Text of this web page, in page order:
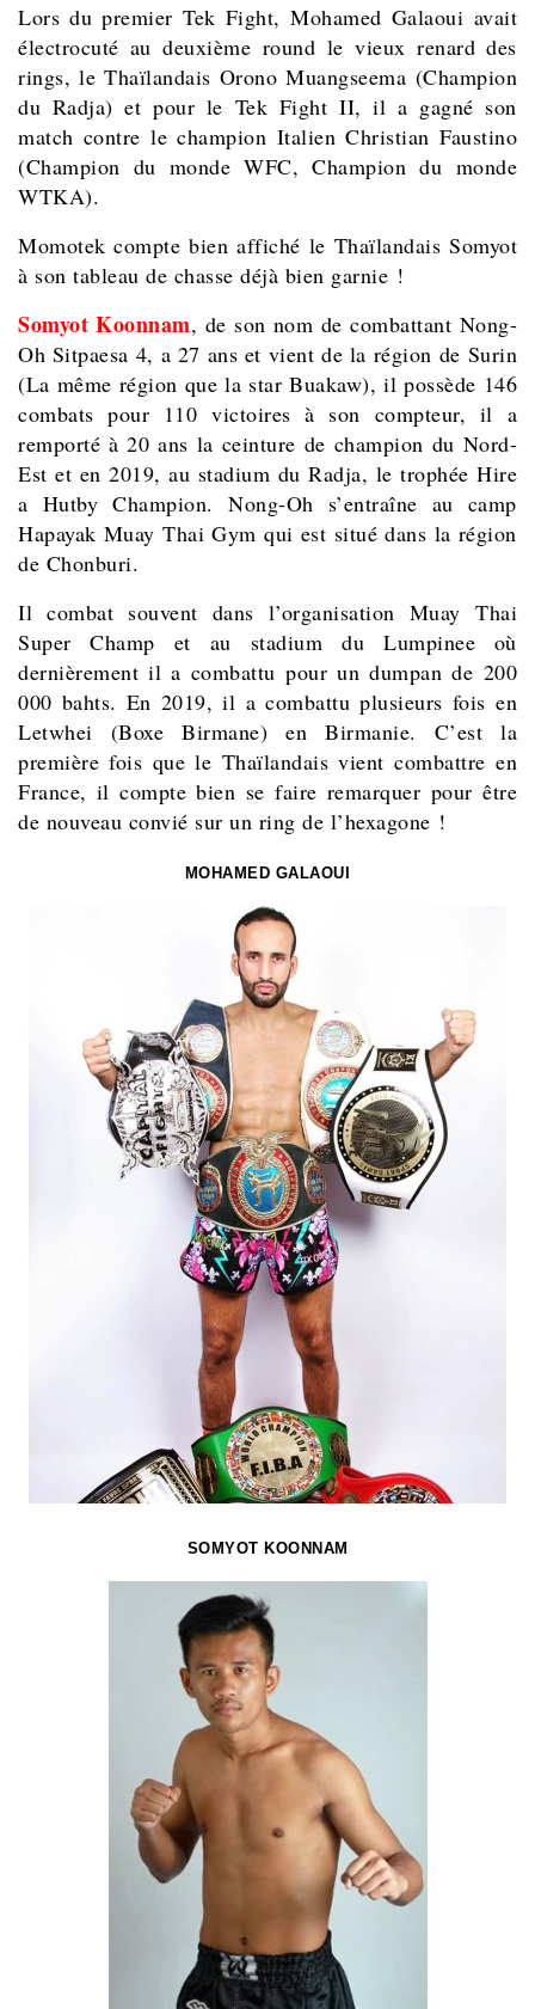
Lors du premier Tek Fight, Mohamed Galaoui avait
électrocuté au deuxième round le vieux renard des
rings, le Thaïlandais Orono Muangseema (Champion
du Radja) et pour le Tek Fight II, il a gagné son
match contre le champion Italien Christian Faustino
(Champion du monde WFC, Champion du monde
WTKA).
Momotek compte bien affiché le Thaïlandais Somyot
à son tableau de chasse déjà bien garnie !
Somyot Koonnam, de son nom de combattant Nong-
Oh Sitpaesa 4, a 27 ans et vient de la région de Surin
(La même région que la star Buakaw), il possède 146
combats pour 110 victoires à son compteur, il a
remporté à 20 ans la ceinture de champion du Nord-
Est et en 2019, au stadium du Radja, le trophée Hire
a Hutby Champion. Nong-Oh s’entraîne au camp
Hapayak Muay Thai Gym qui est situé dans la région
de Chonburi.
Il combat souvent dans l’organisation Muay Thai
Super Champ et au stadium du Lumpinee où
dernièrement il a combattu pour un dumpan de 200
000 bahts. En 2019, il a combattu plusieurs fois en
Letwhei (Boxe Birmane) en Birmanie. C’est la
première fois que le Thaïlandais vient combattre en
France, il compte bien se faire remarquer pour être
de nouveau convié sur un ring de l’hexagone !
MOHAMED GALAOUI
SOMYOT KOONNAM